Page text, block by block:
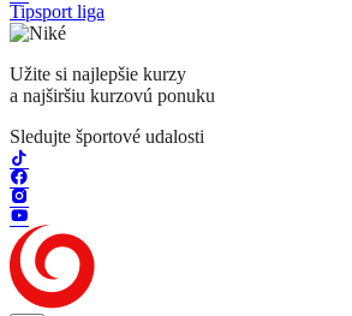
Tipsport liga
Užite si najlepšie kurzy
a najširšiu kurzovú ponuku
Sledujte športové udalosti